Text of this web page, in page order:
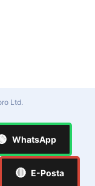
Ltd.
WhatsApp
🔴 E-Posta